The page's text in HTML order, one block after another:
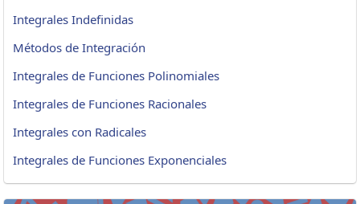
Integrales Indefinidas
Métodos de Integración
Integrales de Funciones Polinomiales
Integrales de Funciones Racionales
Integrales con Radicales
Integrales de Funciones Exponenciales